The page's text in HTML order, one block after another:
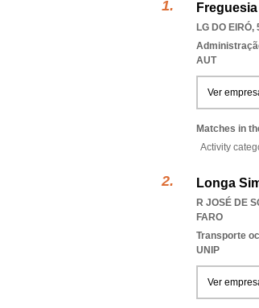
LG DO EIRÓ,
AUT
Ver
Matches in
Activity
Longa
R JOSÉ DE
FARO
Transporte
UNIP
Ver